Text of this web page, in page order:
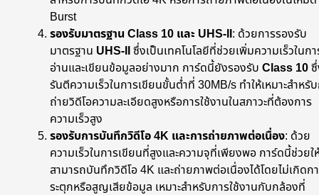
Burst
รองรับมาตรฐาน Class 10 และ UHS-II: ด้วยการรองรับ
มาตรฐาน UHS-IIซึ่งเป็นเทคโนโลยีที่ช่วยเพิ่มความเร็วในก
อ่านและเขียนข้อมูลอย่างมาก การ์ดนี้ยังรองรับ Class 10
รันตีความเร็วในการเขียนขั้นต่ำที่ 30MB/s ทำให้เหมาะสำหรั
ถ่ายวิดีโอความละเอียดสูงหรือการใช้งานในสภาวะที่ต้องการ
ความเร็วสูง
รองรับการบันทึกวิดีโอ 4K และการถ่ายภาพต่อเนื่อง: ด้วย
ความเร็วในการเขียนที่สูงและความจุที่เพียงพอ การ์ดนี้ช่วยใ
สามารถบันทึกวิดีโอ 4K และถ่ายภาพต่อเนื่องได้โดยไม่เกิดก
ระตุกหรือสูญเสียข้อมูล เหมาะสำหรับการใช้งานกับกล้องที่